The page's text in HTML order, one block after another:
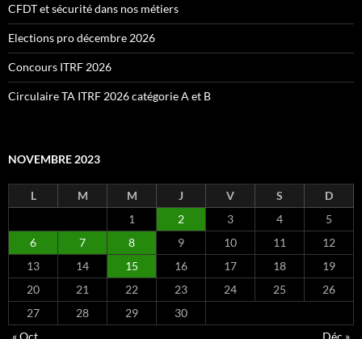
CFDT et sécurité dans nos métiers
Elections pro décembre 2026
Concours ITRF 2026
Circulaire TA ITRF 2026 catégorie A et B
NOVEMBRE 2023
L M M J V S
D
1
2 3 4
5
6
7 8 9 10 11
12
13
14 15 16 17 18
19
20
21 22 23 24 25
26
27
28 29
30
« Oct
Déc »